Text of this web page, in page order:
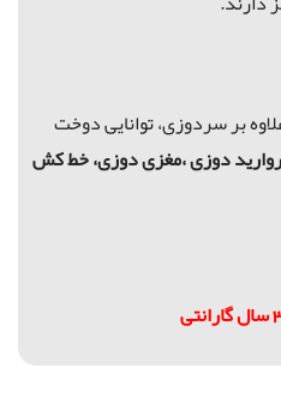
بر سردوزی، توانایی دوخت
دوزی ،مغزی دوزی، خط کش